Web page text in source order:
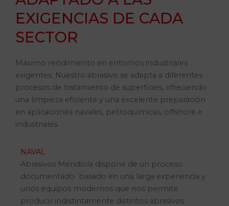
EXIGENCIAS DE CADA
SECTOR
Máximo rendimiento en entornos industriales
exigentes. Nuestro abrasivo se adapta a diferentes
procesos de tratamiento de superficies, ofreciendo
una limpieza eficiente y una excelente preparación
en aplicaciones navales, petroquímicas, offshore e
industriales.
NAVAL
Abrasivos Mendiola dispone de un proceso
documentado basado en una larga experiencia y
unos equipos modernos que nos permite
producir indistintamente distintos abrasivos